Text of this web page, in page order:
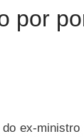
por
ex-